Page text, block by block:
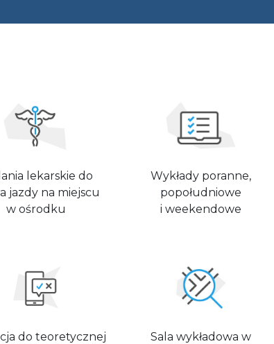
lekarskie do
jazdy na miejscu
w ośrodku
Wykłady poranne,
popołudniowe
i weekendowe
do teoretycznej
Sala wykładowa w